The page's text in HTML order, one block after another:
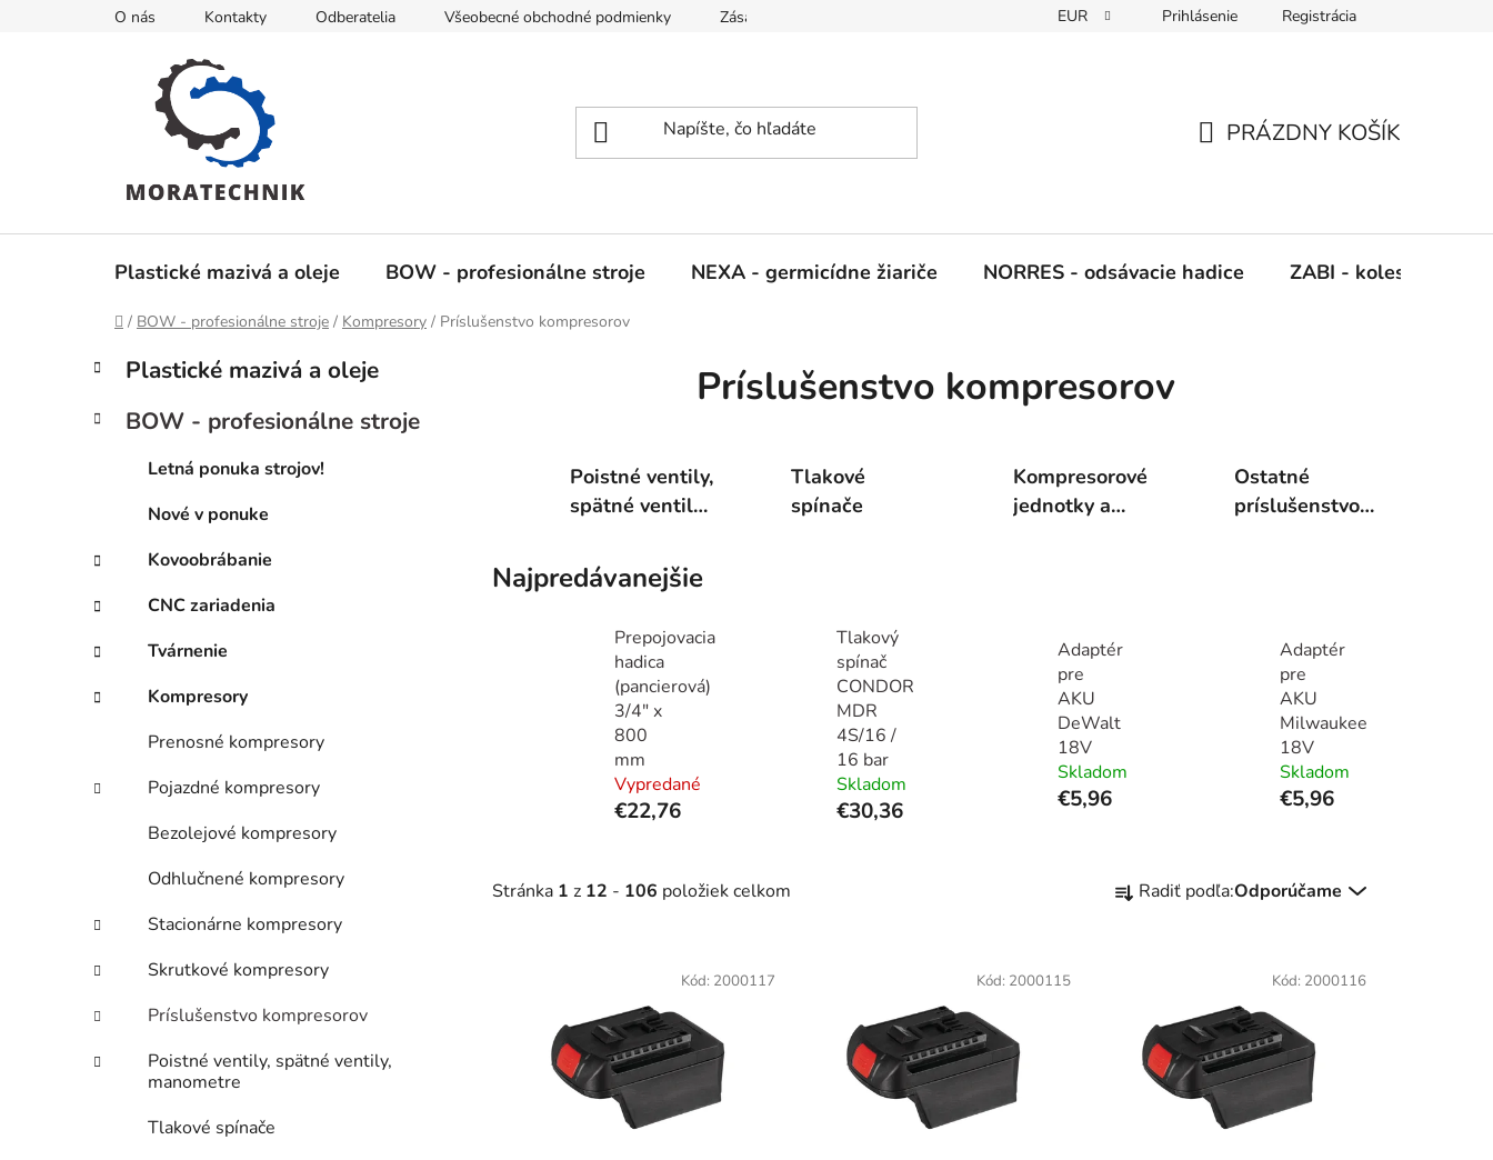
O nás Kontakty Odberatelia Všeobecné obchodné podmienky Zásady ochrany osobných údajov Napíšte nám
EUR Prihlásenie Registrácia
PRÁZDNY KOŠÍK
Plastické mazivá a oleje BOW - profesionálne stroje NEXA - germicídne žiariče NORRES - odsávacie hadice ZABI - kolesá,
Domov
/ BOW - profesionálne stroje / Kompresory / Príslušenstvo kompresorov
B
č
n
l
Preskočiť
kategórie
K
a
e
e
Plastické mazivá a oleje
BOW - profesionálne stroje
Letná ponuka strojov!
Nové v ponuke
Kovoobrábanie
CNC zariadenia
Tvárnenie
Kompresory
Prenosné kompresory
Pojazdné kompresory
Bezolejové kompresory
Odhlučnené kompresory
Stacionárne kompresory
Skrutkové kompresory
Príslušenstvo kompresorov
Poistné ventily, spätné ventily,
manometre
Tlakové spínače
Príslušenstvo kompresorov
Poistné ventily,
spätné ventily,
Tlakové
spínače
Kompresorové
jednotky a
Ostatné
príslušenstvo
Najpredávanejšie
Prepojovacia
hadica
(pancierová)
3/4" x
800
mm
Vypredané
€22,76
Tlakový
spínač
CONDOR
MDR
4S/16 /
16 bar
Skladom
€30,36
Adaptér
pre
AKU
DeWalt
18V
Skladom
€5,96
Adaptér
pre
AKU
Milwaukee
18V
Skladom
€5,96
Stránka 1 z 12 - 106 položiek celkom
a Radiť podľa:Odporúčame
Kód: 2000117 Kód: 2000115 Kód: 2000116